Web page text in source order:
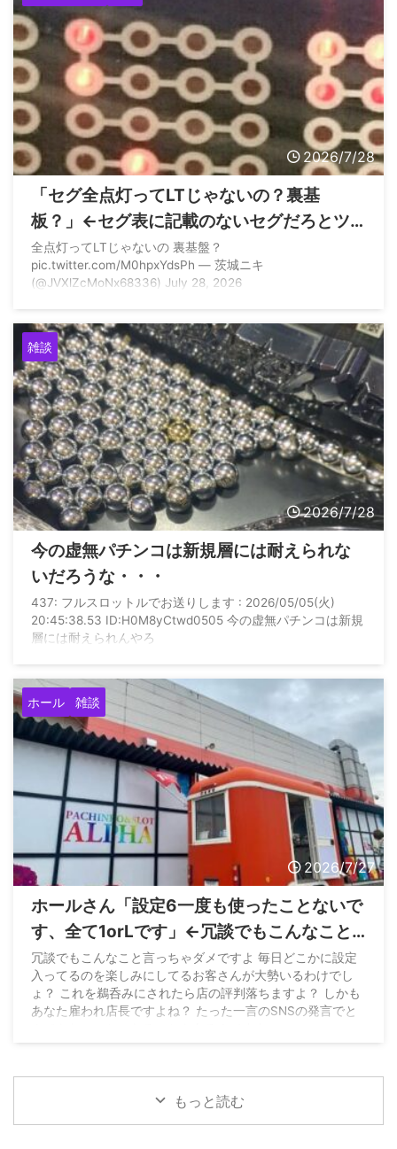
2026/7/28
「セグ全点灯ってLTじゃないの？裏基
板？」←セグ表に記載のないセグだろとツ
ッコまれる
全点灯ってLTじゃないの 裏基盤？
pic.twitter.com/M0hpxYdsPh — 茨城ニキ
(@JVXlZcMoNx68336) July 28, 2026
雑談
2026/7/28
今の虚無パチンコは新規層には耐えられな
いだろうな・・・
437: フルスロットルでお送りします : 2026/05/05(火)
20:45:38.53 ID:H0M8yCtwd0505 今の虚無パチンコは新規
層には耐えられんやろ
ホール 雑談
2026/7/27
ホールさん「設定6一度も使ったことないで
す、全て1orLです」←冗談でもこんなこと
言っちゃダメとお怒り
冗談でもこんなこと言っちゃダメですよ 毎日どこかに設定
入ってるのを楽しみにしてるお客さんが大勢いるわけでし
ょ？ これを鵜呑みにされたら店の評判落ちますよ？ しかも
あなた雇われ店長ですよね？ たった一言のSNSの発言でと
もっと読む